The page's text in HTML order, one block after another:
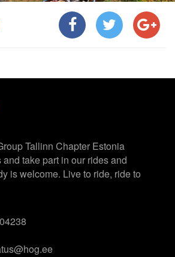
Tallinn Chapter Estonia
take part in our rides and
is welcome. Live to ride, ride to